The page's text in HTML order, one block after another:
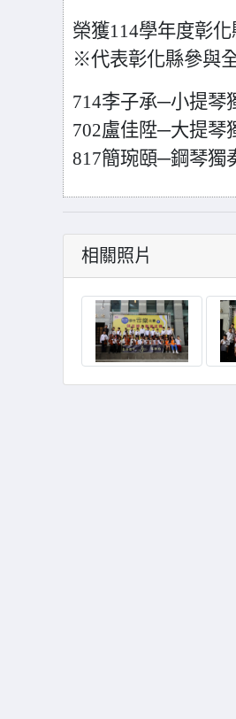
榮獲114學年度彰
※代表彰化縣參與
714李子承─小提琴
702盧佳陞─大提琴
817簡琬頤─鋼琴獨
相關照片